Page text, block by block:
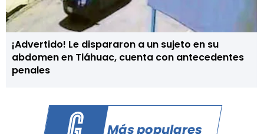
¡Advertido! Le dispararon a un sujeto en su
abdomen en Tláhuac, cuenta con antecedentes
penales
Más populares